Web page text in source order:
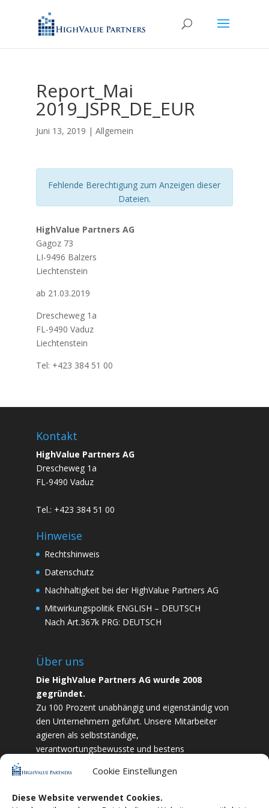
Cookie Einstellungen
Diese Website verwendet Cookies.
Report_Mai
2019_JSPR_DE_EUR
Juni 13, 2019 | Allgemein
Fehlende Berechtigung zum Anzeigen dieser
Dateien.
HighValue Partners AG
Gagoz 73
LI-9496 Balzers
Liechtenstein
ab 21.03.2019
Drescheweg 1a
FL-9490 Vaduz
Liechtenstein
Tel: +423 384 51 00
Kontakt
HighValue Partners AG
Drescheweg 1a
FL-9490 Vaduz
Tel.: +423 384 51 00
Hinweise
Rechtshinweis
Datenschutz
Nachhaltigkeit bei der HighValue Partners AG
Mitwirkungspolitik ENGLISH – DEUTSCH
Nach Art.367k PRG: DEUTSCH
Über uns
Die HighValue Partners AG wurde 2008
gegründet.
Zu 100 Prozent unabhängig und eigenständig von
den Unternehmern geführt. Unsere Mitarbeiter
agieren als selbstständige,
verantwortungsbewusste und bestens
und Zielstrebigkeit sind wir bestrebt das